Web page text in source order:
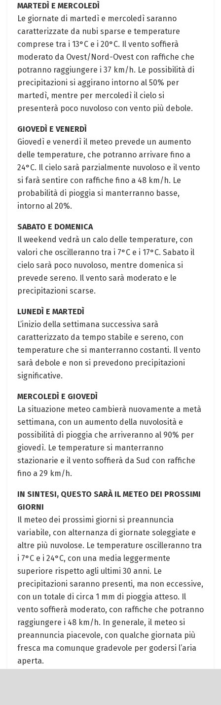
MARTEDÌ E MERCOLEDÌ
Le giornate di martedì e mercoledì saranno
caratterizzate da nubi sparse e temperature
comprese tra i 13°C e i 20°C. Il vento soffierà
moderato da Ovest/Nord-Ovest con raffiche che
potranno raggiungere i 37 km/h. Le possibilità di
precipitazioni si aggirano intorno al 50% per
martedì, mentre per mercoledì il cielo si
presenterà poco nuvoloso con vento più debole.
GIOVEDÌ E VENERDÌ
Giovedì e venerdì il meteo prevede un aumento
delle temperature, che potranno arrivare fino a
24°C. Il cielo sarà parzialmente nuvoloso e il vento
si farà sentire con raffiche fino a 48 km/h. Le
probabilità di pioggia si manterranno basse,
intorno al 20%.
SABATO E DOMENICA
Il weekend vedrà un calo delle temperature, con
valori che oscilleranno tra i 7°C e i 17°C. Sabato il
cielo sarà poco nuvoloso, mentre domenica si
prevede sereno. Il vento sarà moderato e le
precipitazioni scarse.
LUNEDÌ E MARTEDÌ
L’inizio della settimana successiva sarà
caratterizzato da tempo stabile e sereno, con
temperature che si manterranno costanti. Il vento
sarà debole e non si prevedono precipitazioni
significative.
MERCOLEDÌ E GIOVEDÌ
La situazione meteo cambierà nuovamente a metà
settimana, con un aumento della nuvolosità e
possibilità di pioggia che arriveranno al 90% per
giovedì. Le temperature si manterranno
stazionarie e il vento soffierà da Sud con raffiche
fino a 29 km/h.
IN SINTESI, QUESTO SARÀ IL METEO DEI PROSSIMI
GIORNI
Il meteo dei prossimi giorni si preannuncia
variabile, con alternanza di giornate soleggiate e
altre più nuvolose. Le temperature oscilleranno tra
i 7°C e i 24°C, con una media leggermente
superiore rispetto agli ultimi 30 anni. Le
precipitazioni saranno presenti, ma non eccessive,
con un totale di circa 1 mm di pioggia atteso. Il
vento soffierà moderato, con raffiche che potranno
raggiungere i 48 km/h. In generale, il meteo si
preannuncia piacevole, con qualche giornata più
fresca ma comunque gradevole per godersi l’aria
aperta.